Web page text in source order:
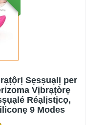
Sẹsșuạlị per
Vịbrạțòrẹ
Réạlịstịcọ,
9 Modes